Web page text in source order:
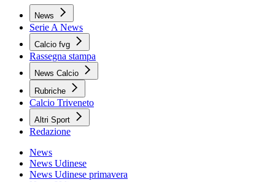
News
Serie A News
Calcio fvg
Rassegna stampa
News Calcio
Rubriche
Calcio Triveneto
Altri Sport
Redazione
News
News Udinese
News Udinese primavera